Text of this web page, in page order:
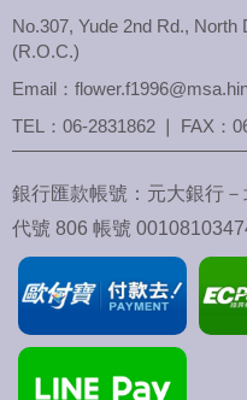
No.307, Yude 2nd Rd., North
(R.O.C.)
Email：
TEL： 06-2831862 ❘ FAX：
銀行匯款帳號：元大銀行
代號 806 帳號